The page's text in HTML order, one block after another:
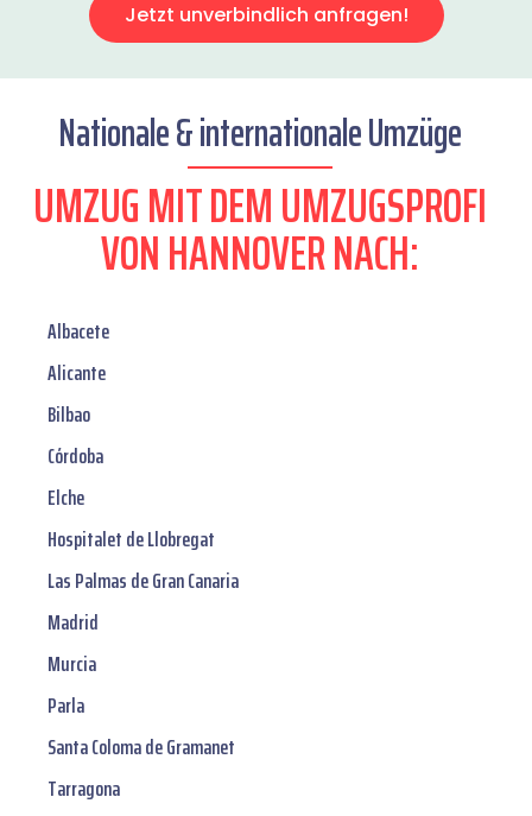
Jetzt unverbindlich anfragen!
Nationale & internationale Umzüge
UMZUG MIT DEM UMZUGSPROFI
VON HANNOVER NACH:
Albacete
Alicante
Bilbao
Córdoba
Elche
Hospitalet de Llobregat
Las Palmas de Gran Canaria
Madrid
Murcia
Parla
Santa Coloma de Gramanet
Tarragona